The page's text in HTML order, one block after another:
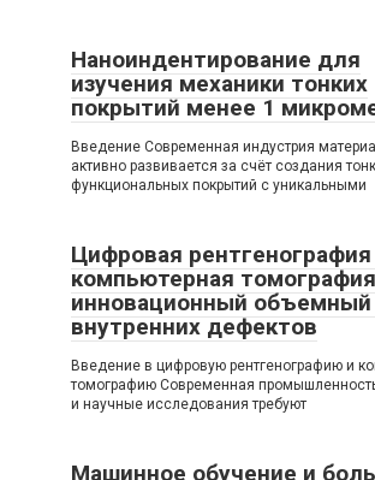
Наноиндентирование для
изучения механики тонких
покрытий менее 1
Введение Современная индустрия
активно развивается за счёт создания
функциональных покрытий с уникальными
Цифровая рентгенография
компьютерная
инновационный объемный
внутренних дефектов
Введение в цифровую рентгенографию и
томографию Современная
и научные исследования требуют
Машинное обучение и